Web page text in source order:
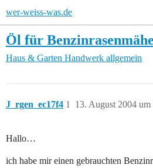
wer-weiss-was.de
Öl für
Haus & Garten Handwerk allgemein
J_rgen_ec17f4 13. August 2004 um
1
Hallo…
ich habe mir einen gebrauchten